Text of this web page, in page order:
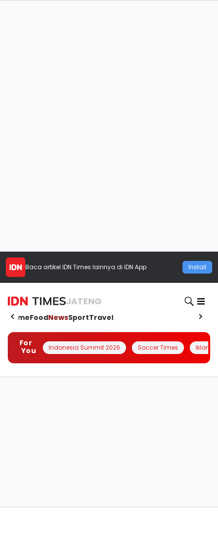
Baca artikel IDN Times lainnya di IDN App Install
JATENG
HomeFoodNewsSportTravel
For
You
Indonesia Summit 2026 Soccer Times Iklanin